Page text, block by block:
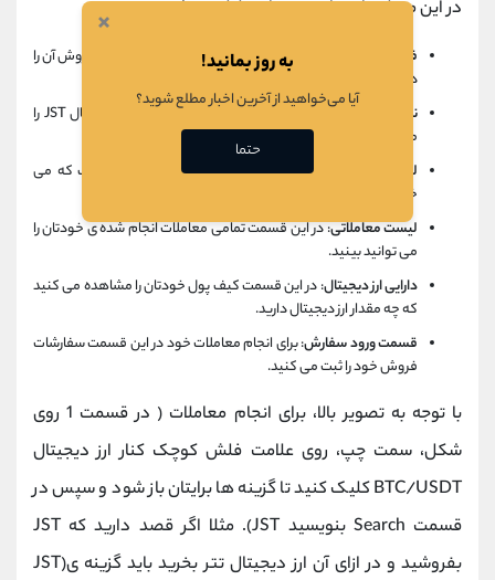
در این مرحله وارد چارت نمودار تحلیل می شوید:
فهرست انتخاب
: در این گزینه جفت ارز مورد نظرتان (که قصد فروش آن را
دارید) را search یا جست و جو می کنید.
نمودار قیمت
: در این قسمت روند حرکت قیمت بازار ارز دیجیتال JST را
مشاهده می کنید.
لیست سفارشات بازار: سفارش های قیمت های افراد مختلف که می
خواهند ارز دیجیتال خود را در آن قیمت بخرند یا بفروشند.
لیست معاملاتی: در این قسمت تمامی معاملات انجام شده ی خودتان را
می توانید بینید.
دارایی ارز دیجیتال: در این قسمت کیف پول خودتان را مشاهده می کنید
که چه مقدار ارز دیجیتال دارید.
قسمت ورود سفارش: برای انجام معاملات خود در این قسمت سفارشات
فروش خود را ثبت می کنید.
با توجه به تصویر بالا، برای انجام معاملات ( در قسمت 1 روی
شکل، سمت چپ، روی علامت فلش کوچک کنار ارز دیجیتال
BTC/USDT کلیک کنید تا گزینه ها برایتان باز شود و سپس در
قسمت Search بنویسید JST). مثلا اگر قصد دارید که JST
بفروشید و در ازای آن ارز دیجیتال تتر بخرید باید گزینه ی(JST
×
به روز بمانید!
آیا می‌خواهید از آخرین اخبار مطلع شوید؟
حتما